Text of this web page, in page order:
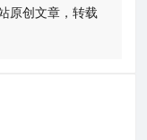
原创文章，转载